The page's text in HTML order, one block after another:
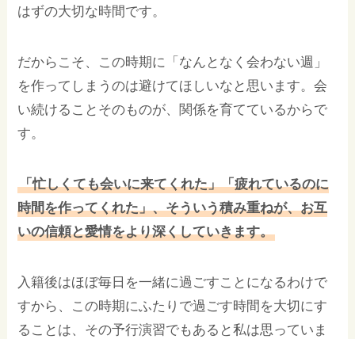
はずの大切な時間です。
だからこそ、この時期に「なんとなく会わない週」
を作ってしまうのは避けてほしいなと思います。会
い続けることそのものが、関係を育てているからで
す。
「忙しくても会いに来てくれた」「疲れているのに
時間を作ってくれた」、そういう積み重ねが、お互
いの信頼と愛情をより深くしていきます。
入籍後はほぼ毎日を一緒に過ごすことになるわけで
すから、この時期にふたりで過ごす時間を大切にす
ることは、その予行演習でもあると私は思っていま